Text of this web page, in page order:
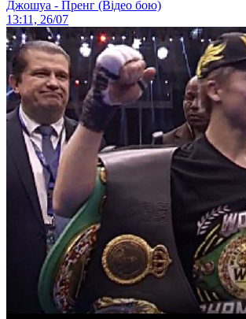
Джошуа - Пренг (Відео бою)
13:11, 26/07